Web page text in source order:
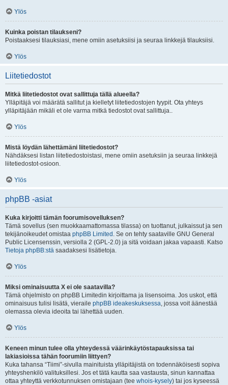
Ylös
Kuinka poistan tilaukseni?
Poistaaksesi tilauksiasi, mene omiin asetuksiisi ja seuraa linkkejä tilauksiisi.
Ylös
Liitetiedostot
Mitkä liitetiedostot ovat sallittuja tällä alueella?
Ylläpitäjä voi määrätä sallitut ja kielletyt liitetiedostojen tyypit. Ota yhteys
ylläpitäjään mikäli et ole varma mitkä tiedostot ovat sallittuja..
Ylös
Mistä löydän lähettämäni liitetiedostot?
Nähdäksesi listan liitetiedostoistasi, mene omiin asetuksiin ja seuraa linkkejä
liitetiedostot-osioon.
Ylös
phpBB -asiat
Kuka kirjoitti tämän foorumisovelluksen?
Tämä sovellus (sen muokkaamattomassa tilassa) on tuottanut, julkaissut ja sen
tekijänoikeudet omistaa phpBB Limited . Se on tehty saataville GNU General
Public Licensenssin, versiolla 2 (GPL-2.0) ja sitä voidaan jakaa vapaasti. Katso
Tietoja phpBB:stä saadaksesi lisätietoja.
Ylös
Miksi ominaisuutta X ei ole saatavilla?
Tämä ohjelmisto on phpBB Limitedin kirjoittama ja lisensoima. Jos uskot, että
ominaisuus tulisi lisätä, vieraile phpBB ideakeskuksessa, jossa voit äänestää
olemassa olevia ideoita tai lähettää uuden.
Ylös
Keneen minun tulee olla yhteydessä väärinkäytöstapauksissa tai
lakiasioissa tähän foorumiin liittyen?
Kuka tahansa “Tiimi”-sivulla mainituista ylläpitäjistä on todennäköisesti sopiva
yhteyshenkilö valituksillesi. Jos et tätä kautta saa vastausta, sinun kannattaa
ottaa yhteyttä verkkotunnuksen omistajaan (tee whois-kysely) tai jos kyseessä